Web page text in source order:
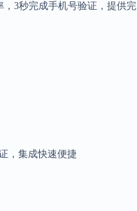
3秒完成手机号验证，提供完
，集成快速便捷